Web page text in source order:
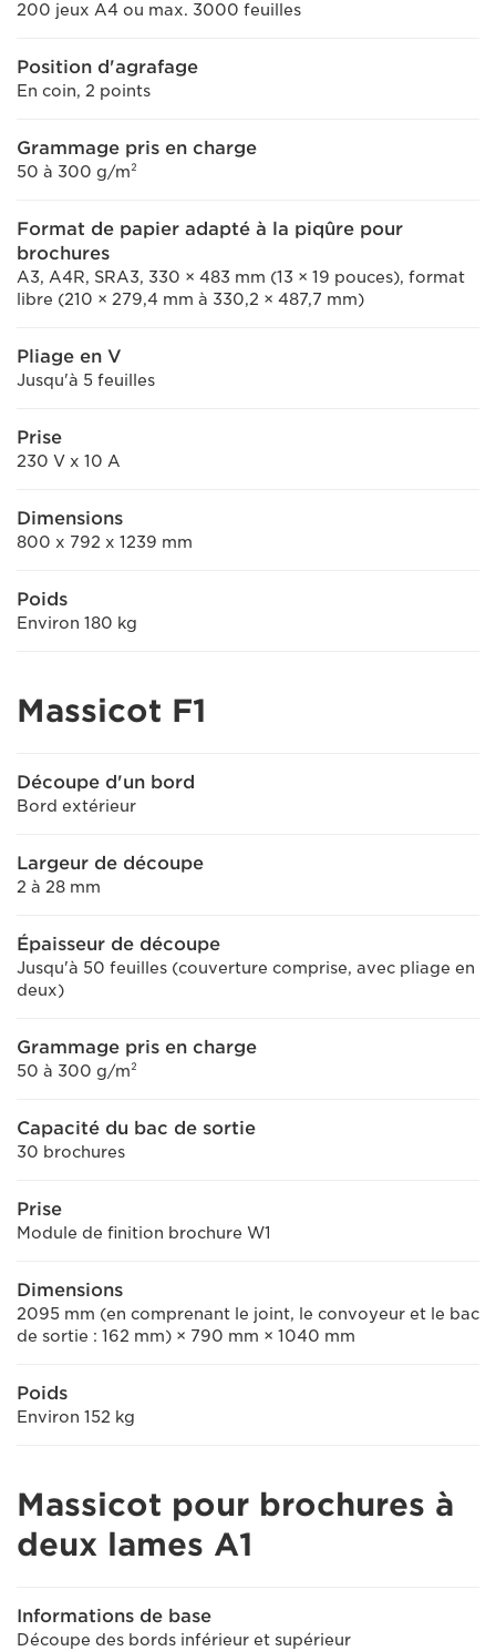
200 jeux A4 ou max. 3000 feuilles
Position d'agrafage
En coin, 2 points
Grammage pris en charge
50 à 300 g/m²
Format de papier adapté à la piqûre pour
brochures
A3, A4R, SRA3, 330 × 483 mm (13 × 19 pouces), format
libre (210 × 279,4 mm à 330,2 × 487,7 mm)
Pliage en V
Jusqu'à 5 feuilles
Prise
230 V x 10 A
Dimensions
800 x 792 x 1239 mm
Poids
Environ 180 kg
Massicot F1
Découpe d'un bord
Bord extérieur
Largeur de découpe
2 à 28 mm
Épaisseur de découpe
Jusqu'à 50 feuilles (couverture comprise, avec pliage en
deux)
Grammage pris en charge
50 à 300 g/m²
Capacité du bac de sortie
30 brochures
Prise
Module de finition brochure W1
Dimensions
2095 mm (en comprenant le joint, le convoyeur et le bac
de sortie : 162 mm) × 790 mm × 1040 mm
Poids
Environ 152 kg
Massicot pour brochures à
deux lames A1
Informations de base
Découpe des bords inférieur et supérieur